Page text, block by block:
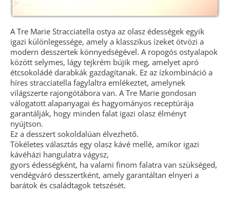
A Tre Marie Stracciatella ostya az olasz édességek egyik
igazi különlegessége, amely a klasszikus ízeket ötvözi a
modern desszertek könnyedségével. A ropogós ostyalapok
között selymes, lágy tejkrém bújik meg, amelyet apró
étcsokoládé darabkák gazdagítanak. Ez az ízkombináció a
híres stracciatella fagylaltra emlékeztet, amelynek
világszerte rajongótábora van. A Tre Marie gondosan
válogatott alapanyagai és hagyományos receptúrája
garantálják, hogy minden falat igazi olasz élményt
nyújtson.
Ez a desszert sokoldalúan élvezhető.
Tökéletes választás egy olasz kávé mellé, amikor igazi
kávéházi hangulatra vágysz,
gyors édességként, ha valami finom falatra van szükséged,
vendégváró desszertként, amely garantáltan elnyeri a
barátok és családtagok tetszését.